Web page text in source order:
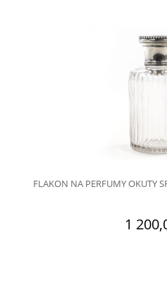
FLAKON NA PERFUMY OKUTY
1